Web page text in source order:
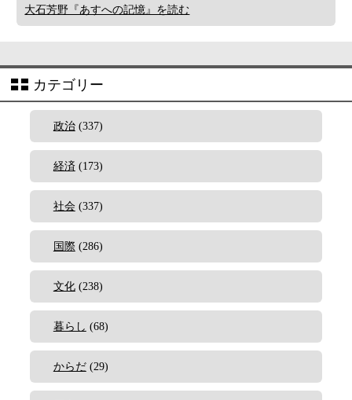
大石芳野『あすへの記憶』を読む
カテゴリー
政治(337)
経済(173)
社会(337)
国際 (286)
文化(238)
暮らし (68)
からだ(29)